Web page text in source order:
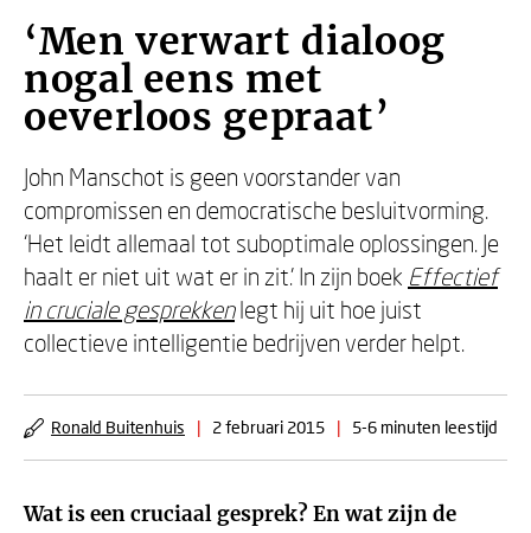
‘Men verwart dialoog
nogal eens met
oeverloos gepraat’
John Manschot is geen voorstander van
compromissen en democratische besluitvorming.
‘Het leidt allemaal tot suboptimale oplossingen. Je
haalt er niet uit wat er in zit.’ In zijn boek Effectief
in cruciale gesprekkenlegt hij uit hoe juist
collectieve intelligentie bedrijven verder helpt.
Ronald Buitenhuis | 2 februari 2015 | 5-6 minuten leestijd
Wat is een cruciaal gesprek? En wat zijn de